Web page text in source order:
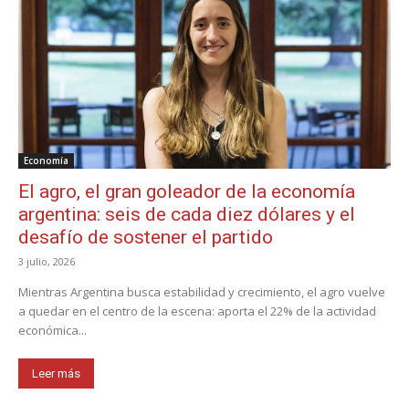
Economía
El agro, el gran goleador de la economía
argentina: seis de cada diez dólares y el
desafío de sostener el partido
3 julio, 2026
Mientras Argentina busca estabilidad y crecimiento, el agro vuelve
a quedar en el centro de la escena: aporta el 22% de la actividad
económica...
Leer más